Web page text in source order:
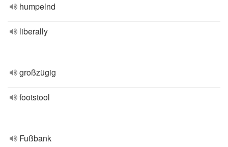
humpelnd
liberally
großzügig
footstool
Fußbank